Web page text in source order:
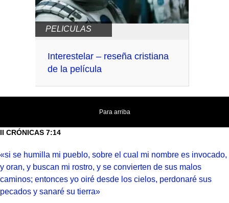
PELICULAS
Interestelar – reseña cristiana
de la película
Para arriba
II CRÓNICAS 7:14
«si se humilla mi pueblo, sobre el cual mi nombre es invocado,
y oran, y buscan mi rostro, y se convierten de sus malos
caminos; entonces yo oiré desde los cielos, perdonaré sus
pecados y sanaré su tierra»